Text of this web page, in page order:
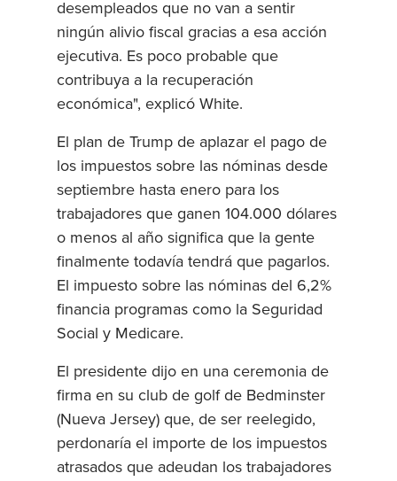
desempleados que no van a sentir
ningún alivio fiscal gracias a esa acción
ejecutiva. Es poco probable que
contribuya a la recuperación
económica", explicó White.
El plan de Trump de aplazar el pago de
los impuestos sobre las nóminas desde
septiembre hasta enero para los
trabajadores que ganen 104.000 dólares
o menos al año significa que la gente
finalmente todavía tendrá que pagarlos.
El impuesto sobre las nóminas del 6,2%
financia programas como la Seguridad
Social y Medicare.
El presidente dijo en una ceremonia de
firma en su club de golf de Bedminster
(Nueva Jersey) que, de ser reelegido,
perdonaría el importe de los impuestos
atrasados que adeudan los trabajadores